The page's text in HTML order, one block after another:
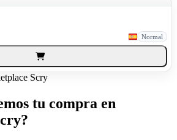
Normal
Scry
tu compra en